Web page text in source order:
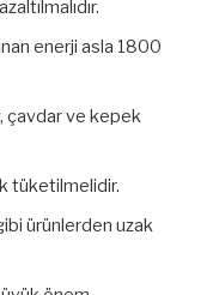
enerji asla 1800
çavdar ve kepek
tüketilmelidir.
ürünlerden uzak